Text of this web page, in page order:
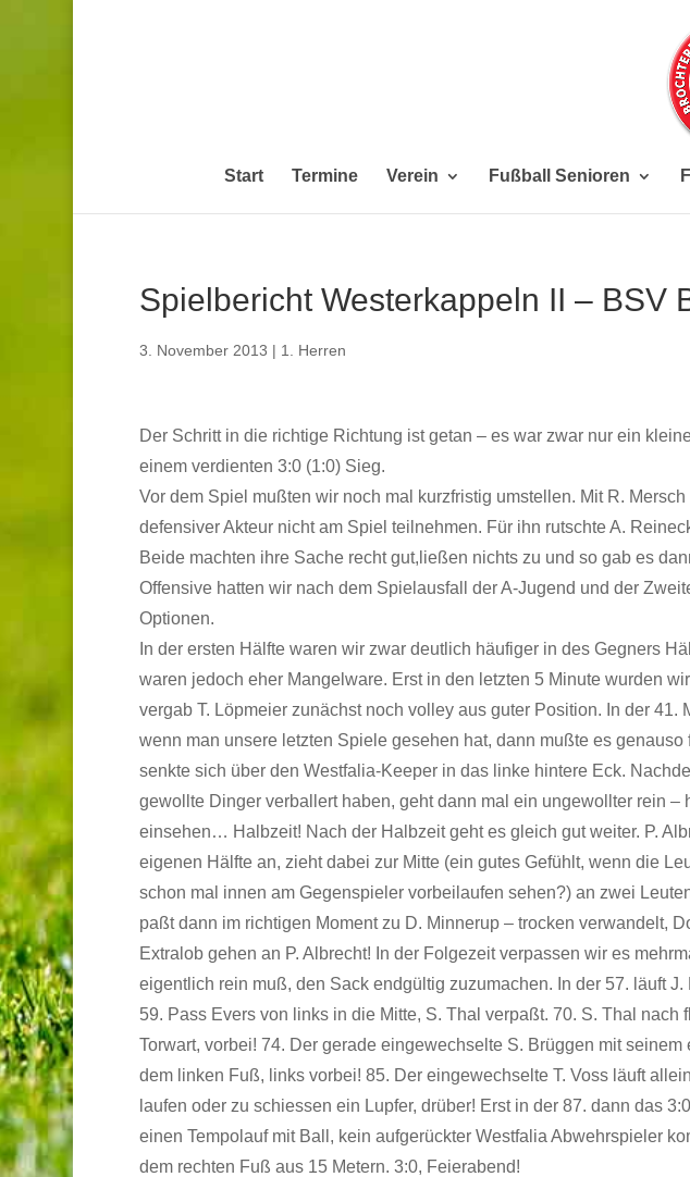
Start Termine Verein Fußball Senioren
Spielbericht Westerkappeln II – BSV
3. November 2013 | 1. Herren
Der Schritt in die richtige Richtung ist getan – es war zwar nur ein
einem verdienten 3:0 (1:0) Sieg.
Vor dem Spiel mußten wir noch mal kurzfristig umstellen. Mit R.
defensiver Akteur nicht am Spiel teilnehmen. Für ihn rutschte A.
Beide machten ihre Sache recht gut,ließen nichts zu und so gab es
Offensive hatten wir nach dem Spielausfall der A-Jugend und der
Optionen.
In der ersten Hälfte waren wir zwar deutlich häufiger in des Gegners
waren jedoch eher Mangelware. Erst in den letzten 5 Minute wurden
vergab T. Löpmeier zunächst noch volley aus guter Position. In der 41.
wenn man unsere letzten Spiele gesehen hat, dann mußte es
senkte sich über den Westfalia-Keeper in das linke hintere Eck.
gewollte Dinger verballert haben, geht dann mal ein ungewollter rein –
einsehen… Halbzeit! Nach der Halbzeit geht es gleich gut weiter. P.
eigenen Hälfte an, zieht dabei zur Mitte (ein gutes Gefühlt, wenn die
schon mal innen am Gegenspieler vorbeilaufen sehen?) an zwei
paßt dann im richtigen Moment zu D. Minnerup – trocken verwandelt,
Extralob gehen an P. Albrecht! In der Folgezeit verpassen wir es
eigentlich rein muß, den Sack endgültig zuzumachen. In der 57. läuft
59. Pass Evers von links in die Mitte, S. Thal verpaßt. 70. S. Thal nach
Torwart, vorbei! 74. Der gerade eingewechselte S. Brüggen mit
dem linken Fuß, links vorbei! 85. Der eingewechselte T. Voss läuft
laufen oder zu schiessen ein Lupfer, drüber! Erst in der 87. dann das
einen Tempolauf mit Ball, kein aufgerückter Westfalia Abwehrspieler
dem rechten Fuß aus 15 Metern. 3:0, Feierabend!